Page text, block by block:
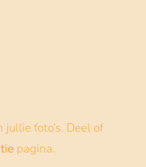
foto’s. Deel of
pagina.